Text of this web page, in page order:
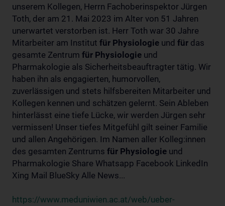
unserem Kollegen, Herrn Fachoberinspektor Jürgen
Toth, der am 21. Mai 2023 im Alter von 51 Jahren
unerwartet verstorben ist. Herr Toth war 30 Jahre
Mitarbeiter am Institut für Physiologie und für das
gesamte Zentrum für Physiologie und
Pharmakologie als Sicherheitsbeauftragter tätig. Wir
haben ihn als engagierten, humorvollen,
zuverlässigen und stets hilfsbereiten Mitarbeiter und
Kollegen kennen und schätzen gelernt. Sein Ableben
hinterlässt eine tiefe Lücke, wir werden Jürgen sehr
vermissen! Unser tiefes Mitgefühl gilt seiner Familie
und allen Angehörigen. Im Namen aller Kolleg:innen
des gesamten Zentrums für Physiologie und
Pharmakologie Share Whatsapp Facebook LinkedIn
Xing Mail BlueSky Alle News...
https://www.meduniwien.ac.at/web/ueber-